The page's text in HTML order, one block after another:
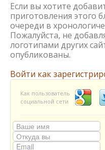
Если вы хотите
приготовления этого
очереди в
Пожалуйста, не
логотипами других
опубликованы.
Войти как
Как пользователь
социальной сети